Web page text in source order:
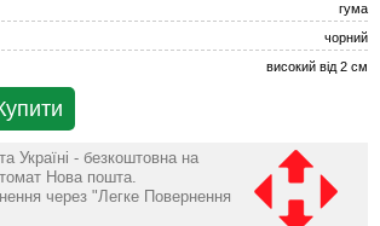
гума
чорний
високий від 2 см
Україні - безкоштовна на
Нова пошта.
через "Легке Повернення